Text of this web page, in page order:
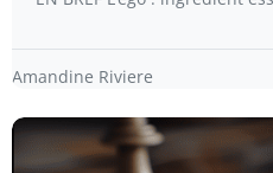
Amandine Riviere